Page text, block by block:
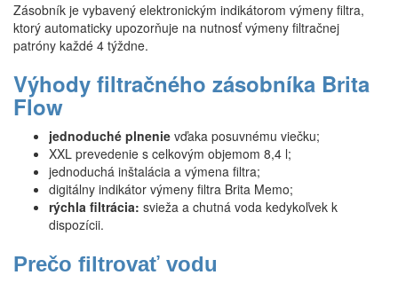
Zásobník je vybavený elektronickým indikátorom výmeny filtra,
ktorý automaticky upozorňuje na nutnosť výmeny filtračnej
patróny každé 4 týždne.
Výhody filtračného zásobníka Brita
Flow
jednoduché plnenie vďaka posuvnému viečku;
XXL prevedenie s celkovým objemom 8,4 l;
jednoduchá inštalácia a výmena filtra;
digitálny indikátor výmeny filtra Brita Memo;
rýchla filtrácia: svieža a chutná voda kedykoľvek k
dispozícii.
Prečo filtrovať vodu